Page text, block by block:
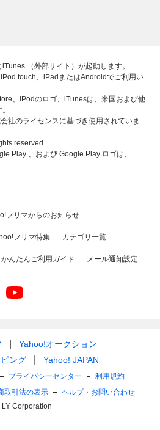
（外部サイト）が起動します。
touch、iPadまたはAndroidでご利用い
、iPodのロゴ、iTunesは、米国および他
社のライセンスに基づき使用されていま
reserved.
Play 、および Google Play ロゴは、
フリマからのお知らせ
フリマ特集 カテゴリ一覧
かんたんご利用ガイド メール通知設定
Yahoo!オークション
ング
Yahoo! JAPAN
プライバシーセンター
利用規約
取引法の表示
ヘルプ・お問い合わせ
Corporation